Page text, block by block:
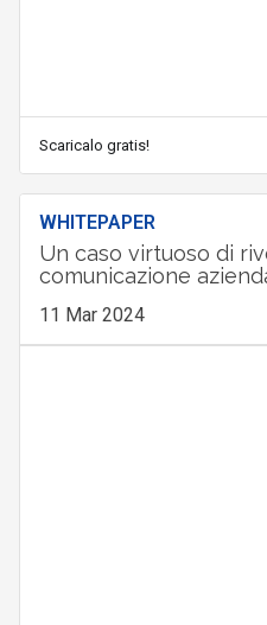
Scaricalo gratis!
WHITEPAPER
Un caso virtuoso di
comunicazione
11 Mar 2024